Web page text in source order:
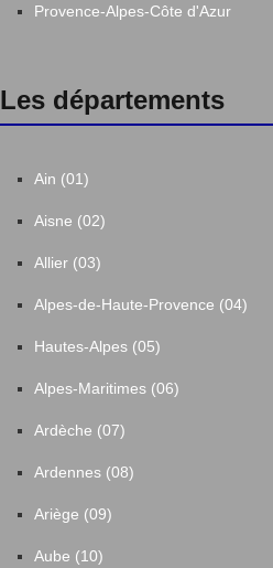
Provence-Alpes-Côte d'Azur
Les départements
Ain (01)
Aisne (02)
Allier (03)
Alpes-de-Haute-Provence (04)
Hautes-Alpes (05)
Alpes-Maritimes (06)
Ardèche (07)
Ardennes (08)
Ariège (09)
Aube (10)